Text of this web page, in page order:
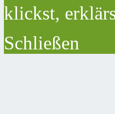
klickst,
Schließen